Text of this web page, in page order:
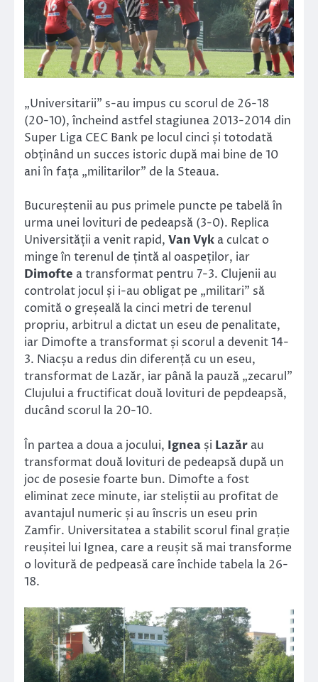
„Universitarii” s-au impus cu scorul de 26-18
(20-10), încheind astfel stagiunea 2013-2014 din
Super Liga CEC Bank pe locul cinci și totodată
obținând un succes istoric după mai bine de 10
ani în fața „militarilor” de la Steaua.
Bucureștenii au pus primele puncte pe tabelă în
urma unei lovituri de pedeapsă (3-0). Replica
Universității a venit rapid, Van Vyk a culcat o
minge în terenul de țintă al oaspeților, iar
Dimofte a transformat pentru 7-3. Clujenii au
controlat jocul și i-au obligat pe „militari” să
comită o greșeală la cinci metri de terenul
propriu, arbitrul a dictat un eseu de penalitate,
iar Dimofte a transformat și scorul a devenit 14-
3. Niacșu a redus din diferență cu un eseu,
transformat de Lazăr, iar până la pauză „zecarul”
Clujului a fructificat două lovituri de pepdeapsă,
ducând scorul la 20-10.
În partea a doua a jocului, Ignea și Lazăr au
transformat două lovituri de pedeapsă după un
joc de posesie foarte bun. Dimofte a fost
eliminat zece minute, iar steliștii au profitat de
avantajul numeric și au înscris un eseu prin
Zamfir. Universitatea a stabilit scorul final grație
reușitei lui Ignea, care a reușit să mai transforme
o lovitură de pedpeasă care închide tabela la 26-
18.